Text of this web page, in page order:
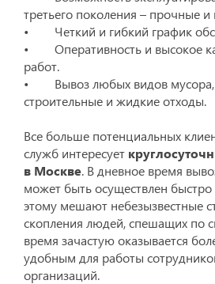
третьего поколения – прочные
• Четкий и гибкий график
• Оперативность и высокое
работ.
• Вывоз любых видов мусора,
строительные и жидкие отходы.
Все больше потенциальных
служб интересует
в Москве. В дневное время
может быть осуществлен быстро
этому мешают небезызвестные
скопления людей, спешащих по
время зачастую оказывается
удобным для работы
организаций.